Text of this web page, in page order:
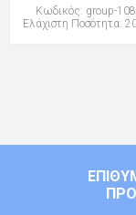
Κωδικός: group-
Ελάχιστη Ποσότητα: